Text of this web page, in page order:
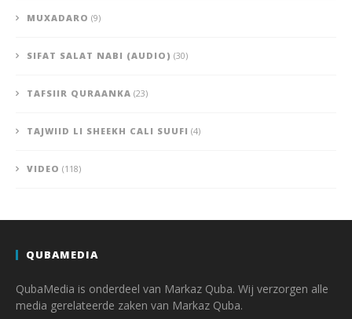
MUXADARO (9)
SIFAT SALAT NABI (AUDIO) (30)
TAFSIIR QURAANKA (23)
TAJWIID LI SHEEKH CALI SUUFI (4)
VIDEO (118)
QUBAMEDIA
QubaMedia is onderdeel van Markaz Quba. Wij verzorgen alle
media gerelateerde zaken van Markaz Quba.